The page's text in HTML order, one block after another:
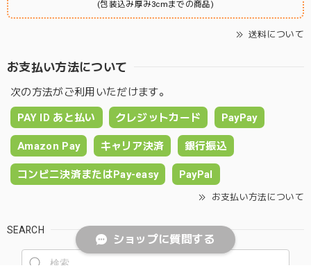
(包装込み厚み3cmまでの商品)
送料について
お支払い方法について
次の方法がご利用いただけます。
PAY ID あと払い クレジットカード PayPay
Amazon Pay キャリア決済 銀行振込
コンビニ決済またはPay-easy PayPal
お支払い方法について
SEARCH
ショップに質問する